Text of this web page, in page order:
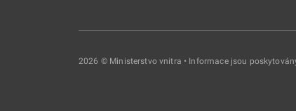
2026 © Ministerstvo vnitra • Informace jsou